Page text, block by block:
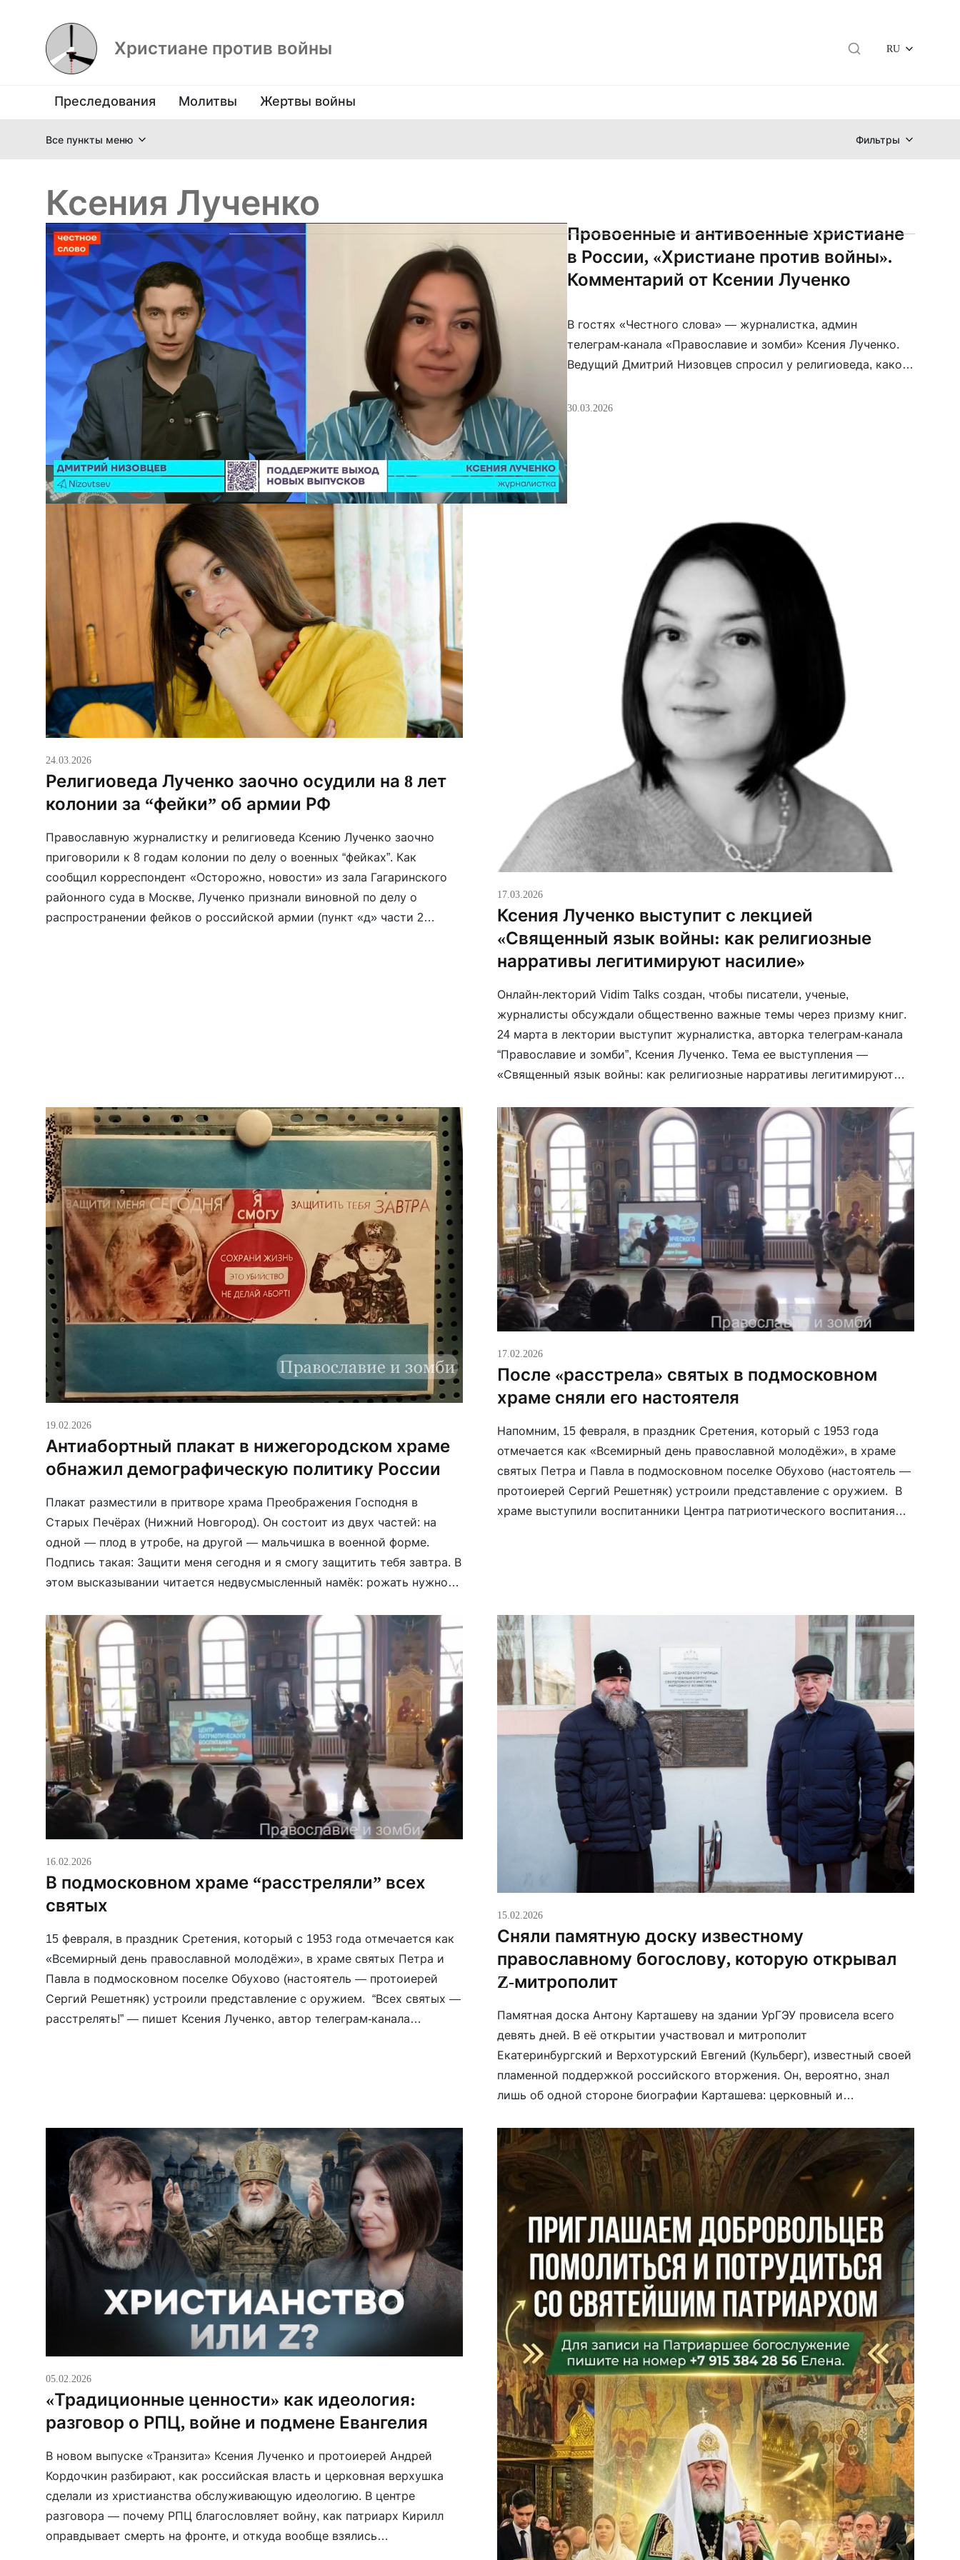
Христиане против войны RU
Преследования Молитвы Жертвы войны
Все пункты меню Фильтры
Ксения Лученко
Провоенные и антивоенные христиане
в России, «Христиане против войны».
Комментарий от Ксении Лученко
В гостях «Честного слова» — журналистка, админ
телеграм-канала «Православие и зомби» Ксения Лученко.
Ведущий Дмитрий Низовцев спросил у религиоведа, какое
антивоенных, а также, что за инициатива «Христиане
30.03.2026
24.03.2026
Религиоведа Лученко заочно осудили на 8 лет
колонии за “фейки” об армии РФ
Православную журналистку и религиоведа Ксению Лученко заочно
приговорили к 8 годам колонии по делу о военных “фейках”. Как
сообщил корреспондент «Осторожно, новости» из зала Гагаринского
районного суда в Москве, Лученко признали виновной по делу о
распространении фейков о российской армии (пункт «д» части 2
17.03.2026
Ксения Лученко выступит с лекцией
«Священный язык войны: как религиозные
нарративы легитимируют насилие»
Онлайн-лекторий Vidim Talks создан, чтобы писатели, ученые,
журналисты обсуждали общественно важные темы через призму книг.
24 марта в лектории выступит журналистка, авторка телеграм-канала
“Православие и зомби”, Ксения Лученко. Тема ее выступления —
«Священный язык войны: как религиозные нарративы легитимируют
современной России менял свое отношение […]
19.02.2026
Антиабортный плакат в нижегородском храме
обнажил демографическую политику России
Плакат разместили в притворе храма Преображения Господня в
Старых Печёрах (Нижний Новгород). Он состоит из двух частей: на
одной — плод в утробе, на другой — мальчишка в военной форме.
Подпись такая: Защити меня сегодня и я смогу защитить тебя завтра. В
этом высказывании читается недвусмысленный намёк: рожать нужно
17.02.2026
После «расстрела» святых в подмосковном
храме сняли его настоятеля
Напомним, 15 февраля, в праздник Сретения, который с 1953 года
отмечается как «Всемирный день православной молодёжи», в храме
святых Петра и Павла в подмосковном поселке Обухово (настоятель —
протоиерей Сергий Решетняк) устроили представление с оружием. В
храме выступили воспитанники Центра патриотического воспитания
16.02.2026
В подмосковном храме “расстреляли” всех
святых
15 февраля, в праздник Сретения, который с 1953 года отмечается как
«Всемирный день православной молодёжи», в храме святых Петра и
Павла в подмосковном поселке Обухово (настоятель — протоиерей
Сергий Решетняк) устроили представление с оружием. “Всех святых —
расстрелять!” — пишет Ксения Лученко, автор телеграм-канала
15.02.2026
Сняли памятную доску известному
православному богослову, которую открывал
Z-митрополит
Памятная доска Антону Карташеву на здании УрГЭУ провисела всего
девять дней. В её открытии участвовал и митрополит
Екатеринбургский и Верхотурский Евгений (Кульберг), известный своей
пламенной поддержкой российского вторжения. Он, вероятно, знал
лишь об одной стороне биографии Карташева: церковный и
Ксения Лученко, автор книги «Воссоздание Святой Руси». Эта […]
05.02.2026
«Традиционные ценности» как идеология:
разговор о РПЦ, войне и подмене Евангелия
В новом выпуске «Транзита» Ксения Лученко и протоиерей Андрей
Кордочкин разбирают, как российская власть и церковная верхушка
сделали из христианства обслуживающую идеологию. В центре
разговора — почему РПЦ благословляет войну, как патриарх Кирилл
оправдывает смерть на фронте, и откуда вообще взялись